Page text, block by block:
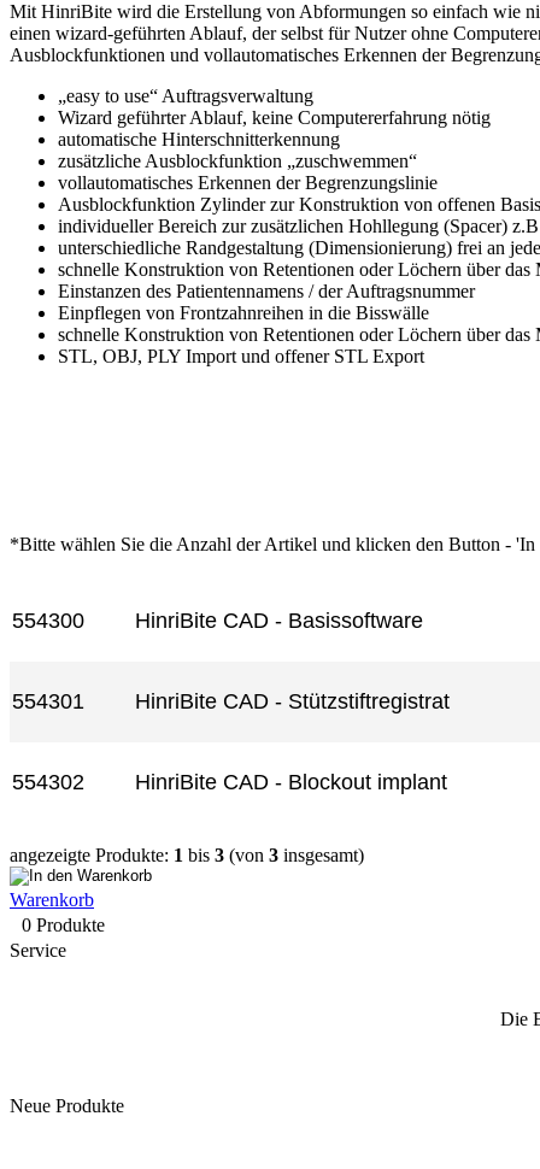
Mit HinriBite wird die Erstellung von Abformungen so einfach wie
einen wizard-geführten Ablauf, der selbst für Nutzer ohne
Ausblockfunktionen und vollautomatisches Erkennen der
„easy to use“ Auftragsverwaltung
Wizard geführter Ablauf, keine Computererfahrung nötig
automatische Hinterschnitterkennung
zusätzliche Ausblockfunktion „zuschwemmen“
vollautomatisches Erkennen der Begrenzungslinie
Ausblockfunktion Zylinder zur Konstruktion von offenen
individueller Bereich zur zusätzlichen Hohllegung (Spacer)
unterschiedliche Randgestaltung (Dimensionierung) frei an
schnelle Konstruktion von Retentionen oder Löchern über das
Einstanzen des Patientennamens / der Auftragsnummer
Einpflegen von Frontzahnreihen in die Bisswälle
schnelle Konstruktion von Retentionen oder Löchern über das
STL, OBJ, PLY Import und offener STL Export
*Bitte wählen Sie die Anzahl der Artikel und klicken den Button - 'In
554300 HinriBite CAD - Basissoftware
554301 HinriBite CAD - Stützstiftregistrat
554302 HinriBite CAD - Blockout implant
angezeigte Produkte: 1 bis 3 (von 3 insgesamt)
Warenkorb
0 Produkte
Service
Die
Neue Produkte